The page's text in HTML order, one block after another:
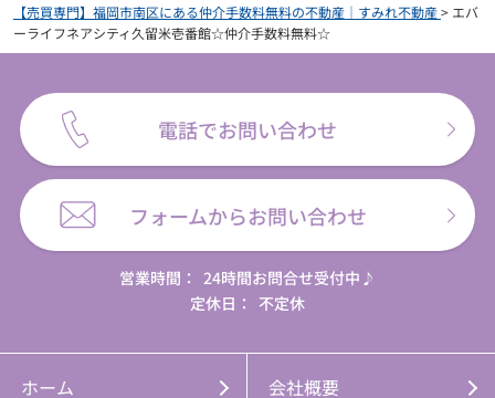
【売買専門】福岡市南区にある仲介手数料無料の不動産｜すみれ不動産> エバ
ーライフネアシティ久留米壱番館☆仲介手数料無料☆
電話でお問い合わせ
フォームからお問い合わせ
営業時間： 24時間お問合せ受付中♪
定休日：
不定休
ホーム 会社概要